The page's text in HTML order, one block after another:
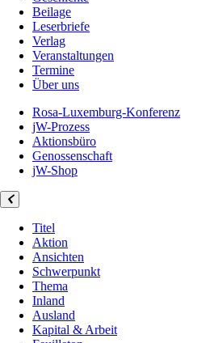
Beilage
Leserbriefe
Verlag
Veranstaltungen
Termine
Über uns
Rosa-Luxemburg-Konferenz
jW-Prozess
Aktionsbüro
Genossenschaft
jW-Shop
Titel
Aktion
Ansichten
Schwerpunkt
Thema
Inland
Ausland
Kapital & Arbeit